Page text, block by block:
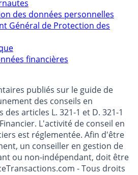
des données personnelles
Général de Protection des
financières
publiés sur le guide de
des conseils en
articles L. 321-1 et D. 321-1
L'activité de conseil en
est réglementée. Afin d'être
un conseiller en gestion de
ou non-indépendant, doit être
- Tous droits